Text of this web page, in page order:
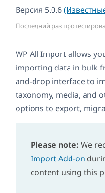
Версия 5.0.6
Последний раз
WP All Import allows
importing data in bulk
and-drop interface to
taxonomy, media, and
options to export,
Please note: We
Import Add-on
content using this